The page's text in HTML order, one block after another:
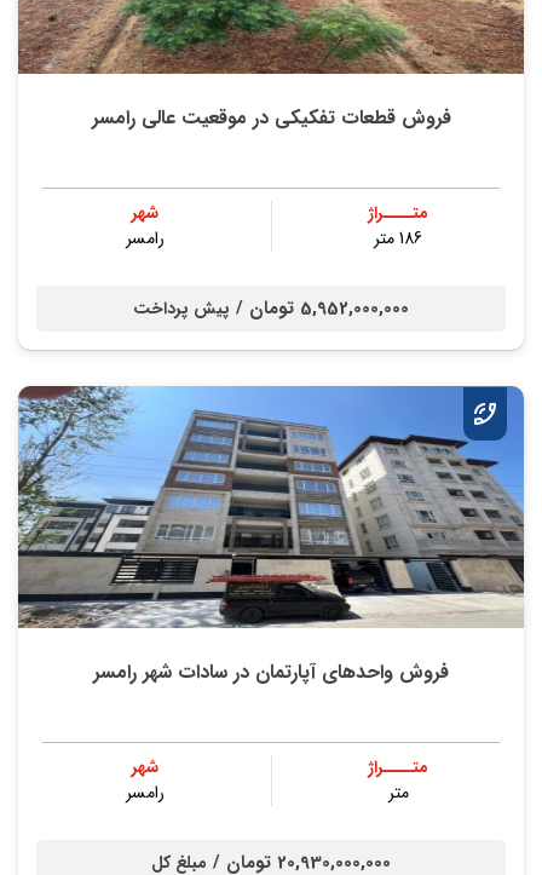
فروش قطعات تفکیکی در موقعیت عالی رامسر
متــــراژ
186 متر
شهر
رامسر
5,952,000,000 تومان / پیش پرداخت
فروش واحدهای آپارتمان در سادات شهر رامسر
متــــراژ
متر
شهر
رامسر
20,930,000,000 تومان / مبلغ کل